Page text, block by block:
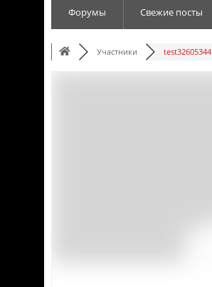
Форумы Свежие посты
Участники test32605344